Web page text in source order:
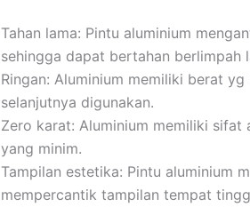
Tahan lama: Pintu aluminium
sehingga dapat bertahan berlimpah
Ringan: Aluminium memiliki berat
selanjutnya digunakan.
Zero karat: Aluminium memiliki sifat
yang minim.
Tampilan estetika: Pintu aluminium
mempercantik tampilan tempat